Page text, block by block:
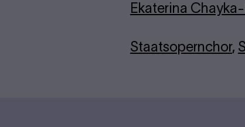
Ekaterina
Staatsopernchor,